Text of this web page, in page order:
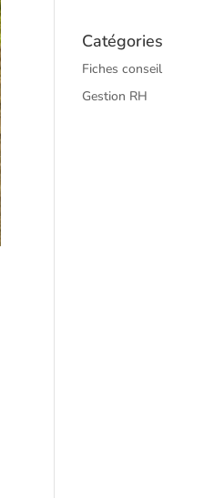
Catégories
Fiches conseil
Gestion RH